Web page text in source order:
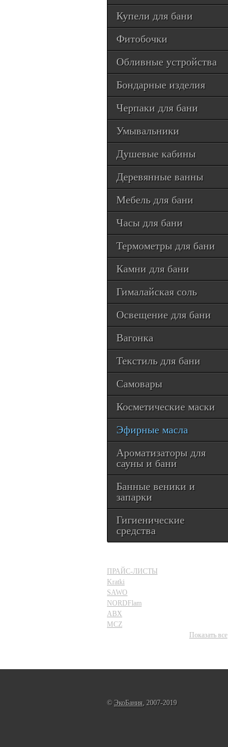
Купели для бани
Фитобочки
Обливные устройства
Бондарные изделия
Черпаки для бани
Умывальники
Душевые кабины
Деревянные ванны
Мебель для бани
Часы для бани
Термометры для бани
Камни для бани
Гималайская соль
Освещение для бани
Вагонка
Текстиль для бани
Самовары
Косметические маски
Эфирные масла
Ароматизаторы для
сауны и бани
Банные веники и
запарки
Гигиенические
средства
ПРАЙС-ЛИСТЫ
Kratki
SAWO
NORDFlam
ABX
MCZ
Показать все
© ЭкоБания, 2007-2019